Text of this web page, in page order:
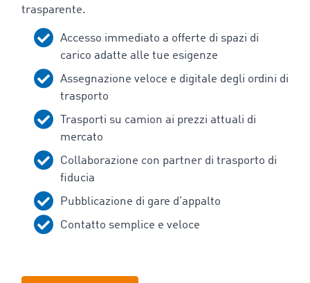
trasparente.
Accesso immediato a offerte di spazi di
carico adatte alle tue esigenze
Assegnazione veloce e digitale degli ordini di
trasporto
Trasporti su camion ai prezzi attuali di
mercato
Collaborazione con partner di trasporto di
fiducia
Pubblicazione di gare d’appalto
Contatto semplice e veloce